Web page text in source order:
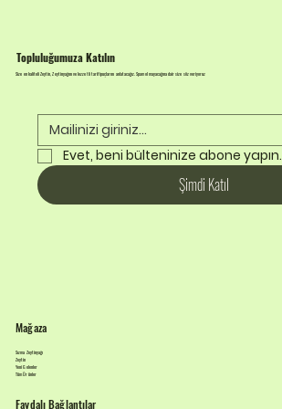
Topluluğumuza Katılın
Size en kaliteli Zeytin, Zeytinyağını ve lezzetli tarif ipuçlarını anlatacağız. Spam olmayacağına dair size söz veriyoruz
Evet, beni bülteninize abone yapın.
Şimdi Katıl
Mağaza
Sızma Zeytinyağı
Zeytin
Yeni Gelenler
Tüm Ürünler
Faydalı Bağlantılar